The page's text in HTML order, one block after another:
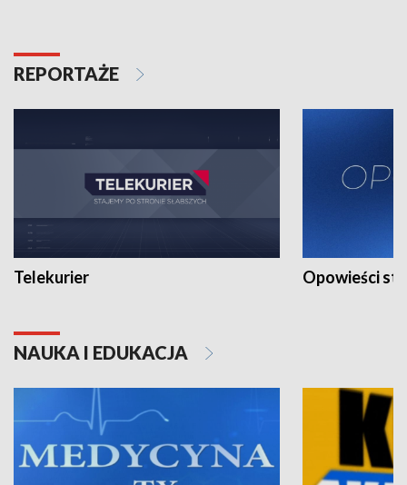
REPORTAŻE
Telekurier Opowieści
NAUKA I EDUKACJA